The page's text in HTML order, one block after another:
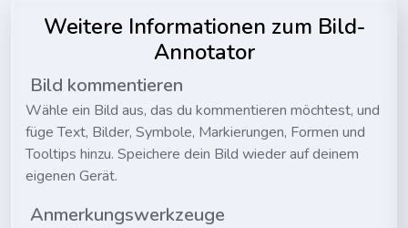
Weitere Informationen zum Bild-
Annotator
Bild kommentieren
Wähle ein Bild aus, das du kommentieren möchtest, und
füge Text, Bilder, Symbole, Markierungen, Formen und
Tooltips hinzu. Speichere dein Bild wieder auf deinem
eigenen Gerät.
Anmerkungswerkzeuge